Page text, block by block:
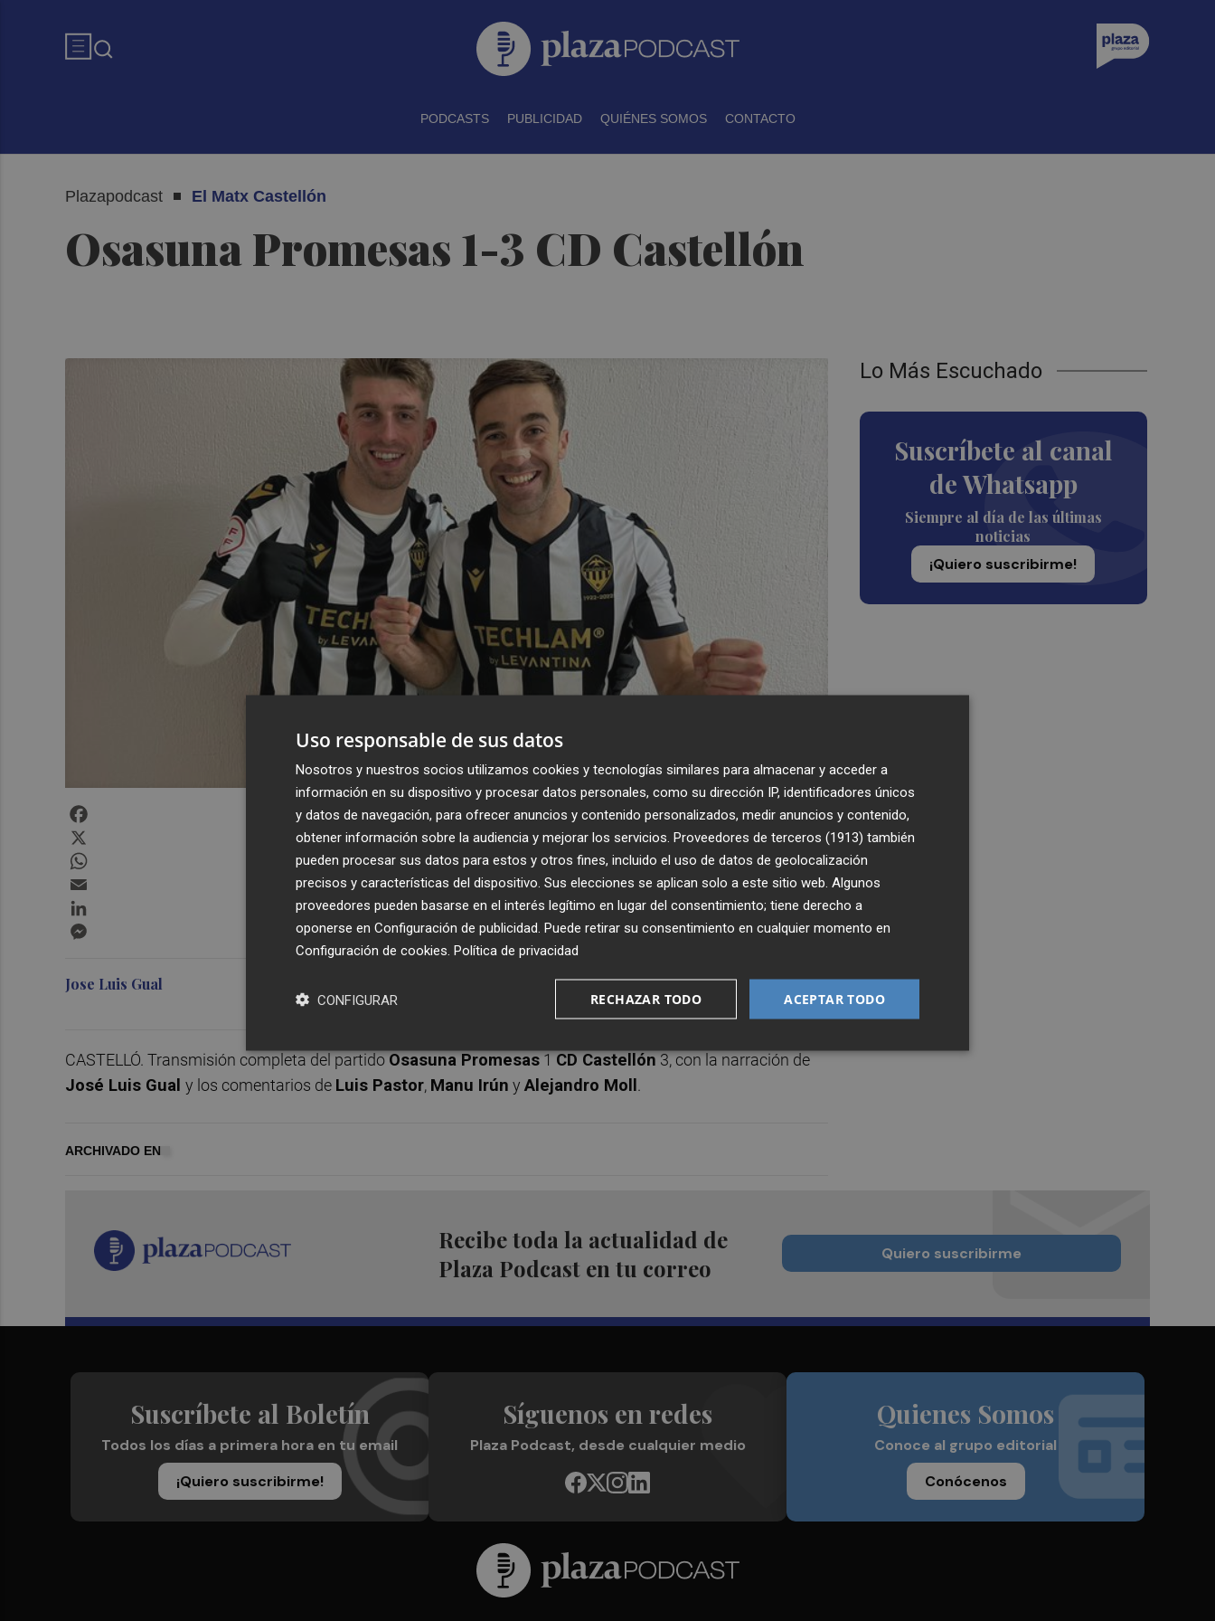
PODCASTS PUBLICIDAD QUIÉNES SOMOS CONTACTO
Plazapodcast El Matx Castellón
Osasuna Promesas 1-3 CD Castellón
Lo Más Escuchado
Suscríbete al canal
de Whatsapp
Siempre al día de las últimas
noticias
¡Quiero suscribirme!
Jose Luis Gual
Actualizado: 22/01/2023 · 21:25
CASTELLÓ. Transmisión completa del partidoOsasuna Promesas1CD Castellón3, con la narración de
José Luis Gual y los comentarios de Luis Pastor, Manu Irún y Alejandro Moll.
ARCHIVADO EN
Recibe toda la actualidad de
Plaza Podcast en tu correo
Quiero suscribirme
Suscríbete al Boletín
Todos los días a primera hora en tu email
¡Quiero suscribirme!
Síguenos en redes
Plaza Podcast, desde cualquier medio
Quienes Somos
Conoce al grupo editorial
Conócenos
Uso responsable de sus datos
Nosotros y nuestros socios utilizamos cookies y tecnologías similares para almacenar y acceder a
información en su dispositivo y procesar datos personales, como su dirección IP, identificadores únicos
y datos de navegación, para ofrecer anuncios y contenido personalizados, medir anuncios y contenido,
obtener información sobre la audiencia y mejorar los servicios. Proveedores de terceros (1913) también
pueden procesar sus datos para estos y otros fines, incluido el uso de datos de geolocalización
precisos y características del dispositivo. Sus elecciones se aplican solo a este sitio web. Algunos
proveedores pueden basarse en el interés legítimo en lugar del consentimiento; tiene derecho a
oponerse en Configuración de publicidad . Puede retirar su consentimiento en cualquier momento en
Configuración de cookies Política de privacidad
ACEPTAR TODO
RECHAZAR TODO
CONFIGURAR